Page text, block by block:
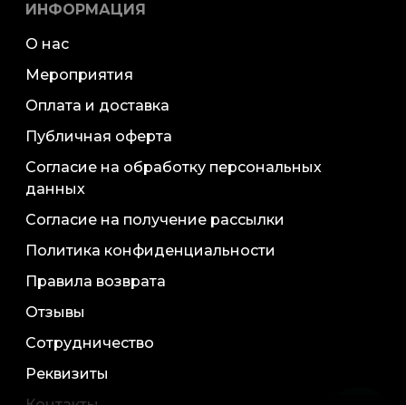
ИНФОРМАЦИЯ
О нас
Мероприятия
Оплата и доставка
Публичная оферта
Согласие на обработку персональных
данных
Согласие на получение рассылки
Политика конфиденциальности
Правила возврата
Отзывы
Сотрудничество
Реквизиты